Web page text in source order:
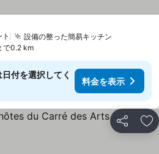
設備の整った簡易キッチン
で0.2 km
付を選択してく
料金を表示
シェア お